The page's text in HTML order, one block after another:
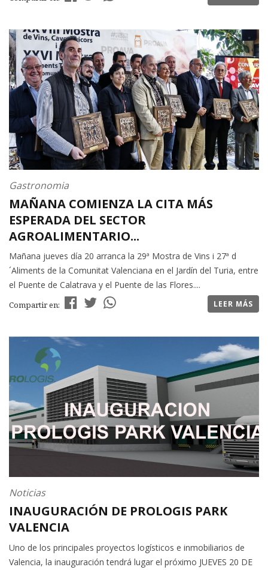
Gastronomia
MAÑANA COMIENZA LA CITA MÁS
ESPERADA DEL SECTOR
AGROALIMENTARIO...
Mañana jueves día 20 arranca la 29ª Mostra de Vins i 27ª d
´Aliments de la Comunitat Valenciana en el Jardín del Turia, entre
el Puente de Calatrava y el Puente de las Flores....
Compartir en: LEER MÁS
Noticias
INAUGURACIÓN DE PROLOGIS PARK
VALENCIA
Uno de los principales proyectos logísticos e inmobiliarios de
Valencia, la inauguración tendrá lugar el próximo JUEVES 20 DE